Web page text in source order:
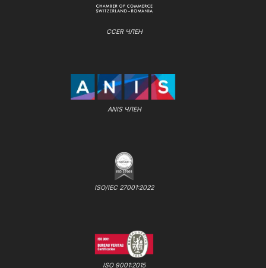
CCER ЧЛЕН
ANIS ЧЛЕН
ISO/IEC 27001:2022
ISO 9001:2015